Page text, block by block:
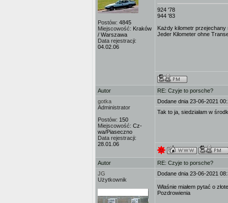
Postów: 4845
Miejscowość: Kraków
/ Warszawa
Data rejestracji:
04.02.06
924 '78
944 '83
Każdy kilometr
Jeder Kilometer ohne
Autor
RE: Czyje to porsche?
gotka
Administrator
Postów: 150
Miejscowość: Cz-
wa/Piaseczno
Data rejestracji:
28.01.06
Dodane dnia 23-06-2021
Tak to ja, siedziałam w
Autor
RE: Czyje to porsche?
JG
Użytkownik
Dodane dnia 23-06-2021
Właśnie miałem pytać o
Pozdrowienia